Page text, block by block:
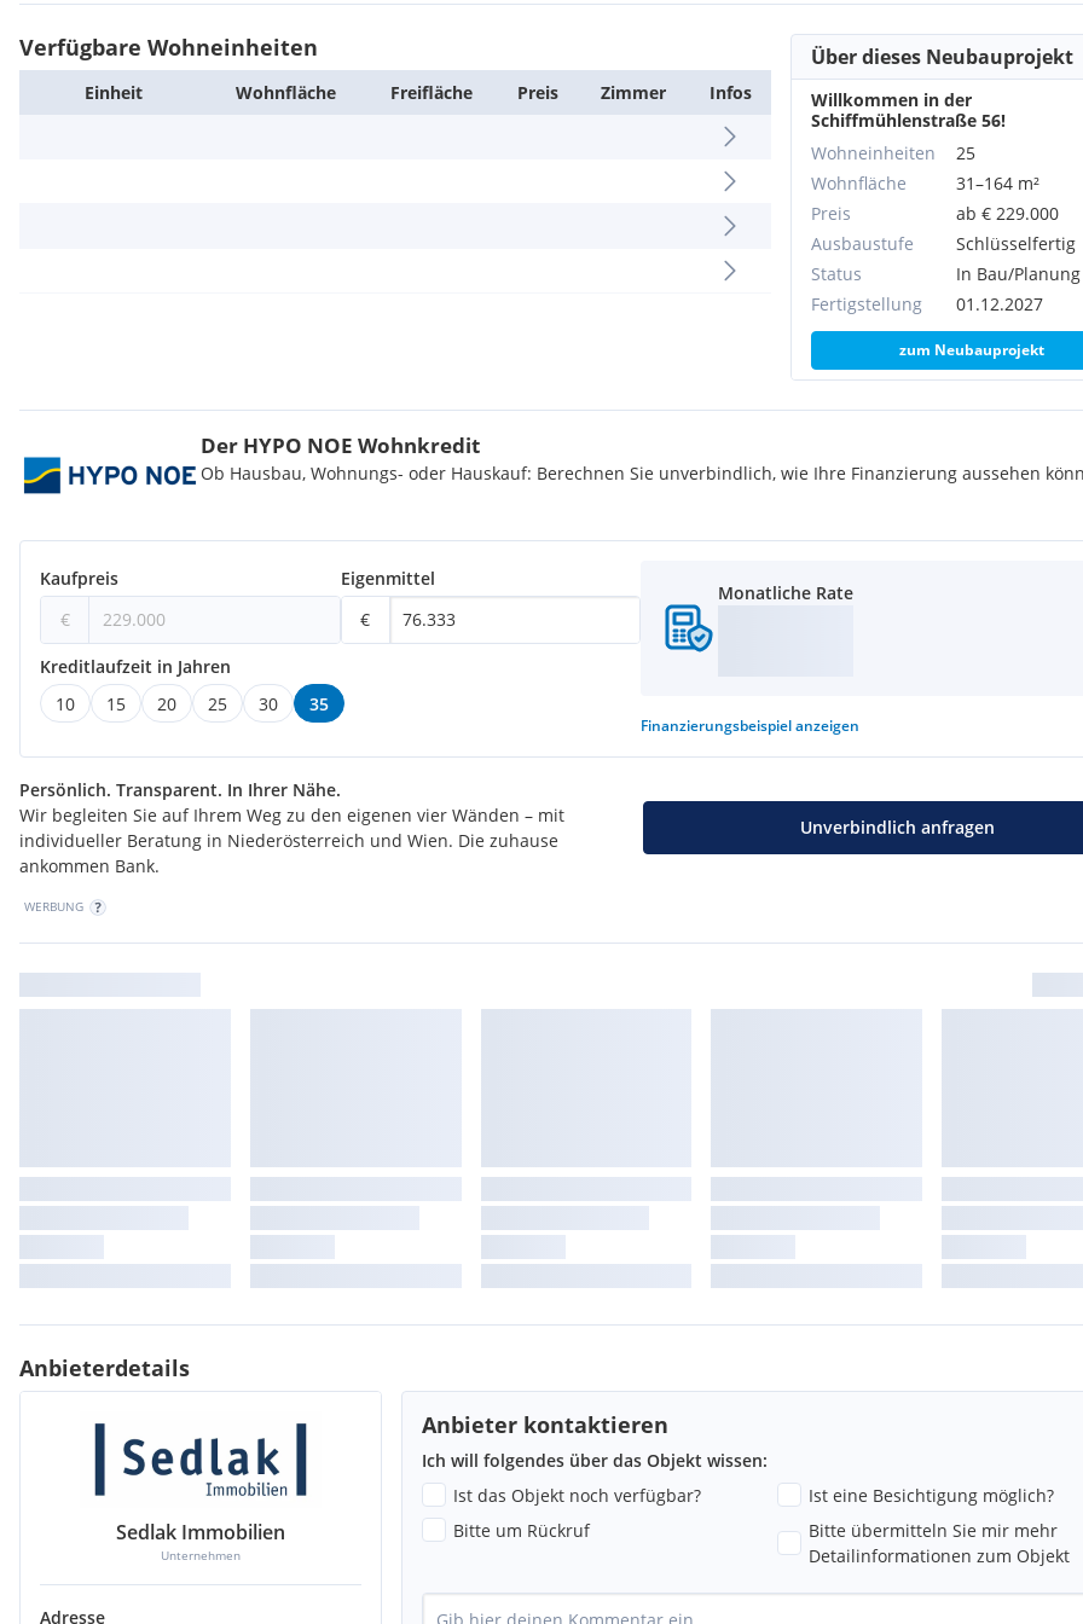
Verfügbare Wohneinheiten
Einheit Wohn­fläche Frei­fläche Preis Zimmer Infos
Über dieses Neubauprojekt
Willkommen in der
Schiffmühlenstraße 56!
Wohneinheiten
25
Wohnfläche
31–164 m²
Preis
ab € 229.000
Ausbaustufe
Schlüsselfertig
Status
In Bau/Planung
Fertigstellung
01.12.2027
zum Neubauprojekt
Der HYPO NOE Wohnkredit
Ob Hausbau, Wohnungs- oder Hauskauf: Berechnen Sie unverbindlich, wie Ihre Finanzierung aussehen
Kaufpreis
€
Eigenmittel
€
Kreditlaufzeit in Jahren
10
15 20 25 30 35
Monatliche Rate
Finanzierungsbeispielanzeigen
Persönlich. Transparent. In Ihrer Nähe.
Wir begleiten Sie auf Ihrem Weg zu den eigenen vier Wänden – mit
individueller Beratung in Niederösterreich und Wien. Die zuhause
ankommen Bank.
Unverbindlich anfragen
WERBUNG
Anbieterdetails
Sedlak Immobilien
Unternehmen
Adresse
Anbieter kontaktieren
Ich will folgendes über das Objekt wissen:
Ist das Objekt noch verfügbar?
Ist eine Besichtigung möglich?
Bitte um Rückruf
Bitte übermitteln Sie mir mehr
Detailinformationen zum Objekt